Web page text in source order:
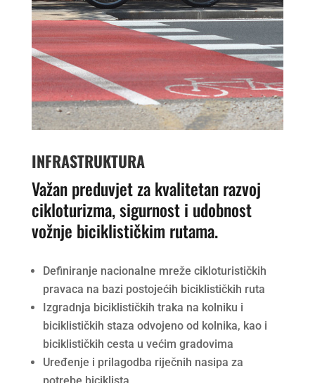
INFRASTRUKTURA
Važan preduvjet za kvalitetan razvoj
cikloturizma, sigurnost i udobnost
vožnje biciklističkim rutama.
Definiranje nacionalne mreže cikloturističkih
pravaca na bazi postojećih biciklističkih ruta
Izgradnja biciklističkih traka na kolniku i
biciklističkih staza odvojeno od kolnika, kao i
biciklističkih cesta u većim gradovima
Uređenje i prilagodba riječnih nasipa za